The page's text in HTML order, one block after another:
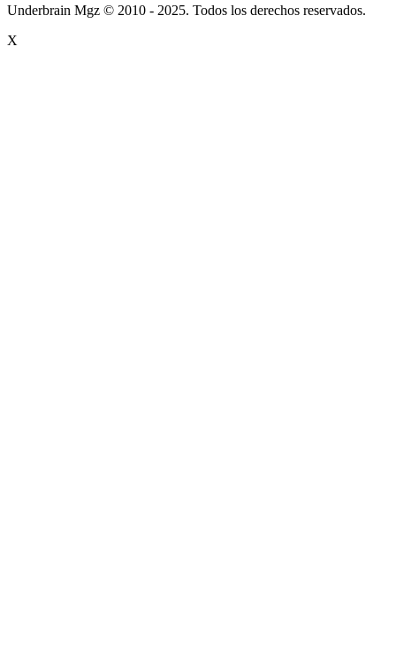
Underbrain Mgz © 2010 - 2025. Todos los derechos reservados.
X